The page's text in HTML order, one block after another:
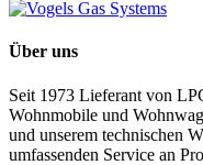
Über uns
Seit 1973 Lieferant von
Wohnmobile und
und unserem technischen
umfassenden Service an